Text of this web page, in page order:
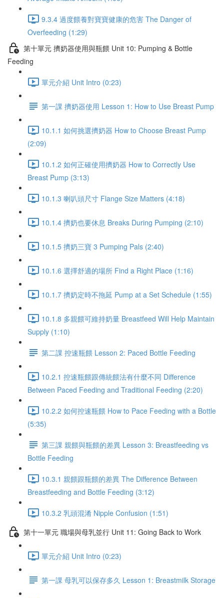
9.3.4 過度餵養對寶寶健康的危害 The Danger of
Overfeeding (1:29)
第十單元 擠奶器使用與瓶餵 Unit 10: Pumping & Bottle
Feeding
單元介紹 Unit Intro (0:23)
第一課 擠奶器使用 Lesson 1: How to Use Breast Pump
10.1.1 如何挑選擠奶器 How to Choose Breast Pump
(2:09)
10.1.2 如何正確使用擠奶器 How to Correctly Use
Breast Pump (3:13)
10.1.3 喇叭頭尺寸 Flange Size Matters (4:18)
10.1.4 擠奶也要休息 Breaks During Pumping (2:10)
10.1.5 擠奶三寶 3 Pumping Pals (2:40)
10.1.6 選擇舒適的場所 Find a Right Place (1:16)
10.1.7 擠奶定時不拖延 Pump at a Set Schedule (1:55)
10.1.8 多親餵可維持奶量 Breastfeed Will Help Maintain
Supply (1:10)
第二課 控速瓶餵 Lesson 2: Paced Bottle Feeding
10.2.1 控速瓶餵跟傳統餵法有什麼不同 Difference
Between Paced Feeding and Traditional Feeding (2:20)
10.2.2 如何控速瓶餵 How to Pace Feeding with a Bottle
(5:35)
第三課 親餵與瓶餵的差異 Lesson 3: Breastfeeding vs
Bottle Feeding
10.3.1 親餵跟瓶餵的差異 The Difference Between
Breastfeeding and Bottle Feeding (3:12)
10.3.2 乳頭混淆 Nipple Confusion (1:51)
第十一單元 職場與母乳並行 Unit 11: Going Back to Work
單元介紹 Unit Intro (0:23)
第一課 母乳可以保存多久 Lesson 1: Breastmilk Storage